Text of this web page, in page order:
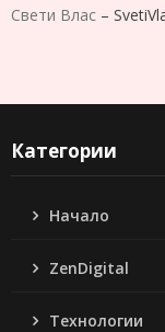
Свети Влас –
Категории
Начало
ZenDigital
Технологии